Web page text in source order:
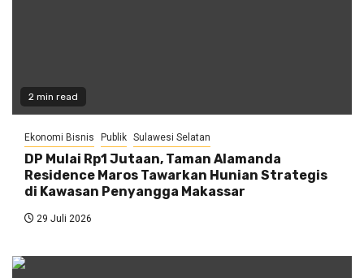
2 min read
Ekonomi Bisnis Publik Sulawesi Selatan
DP Mulai Rp1 Jutaan, Taman Alamanda
Residence Maros Tawarkan Hunian Strategis
di Kawasan Penyangga Makassar
29 Juli 2026